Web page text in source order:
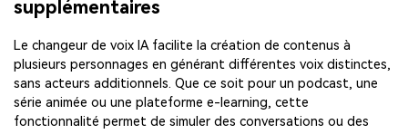
supplémentaires
Le changeur de voix IA facilite la création de contenus à
plusieurs personnages en générant différentes voix distinctes,
sans acteurs additionnels. Que ce soit pour un podcast, une
série animée ou une plateforme e-learning, cette
fonctionnalité permet de simuler des conversations ou des